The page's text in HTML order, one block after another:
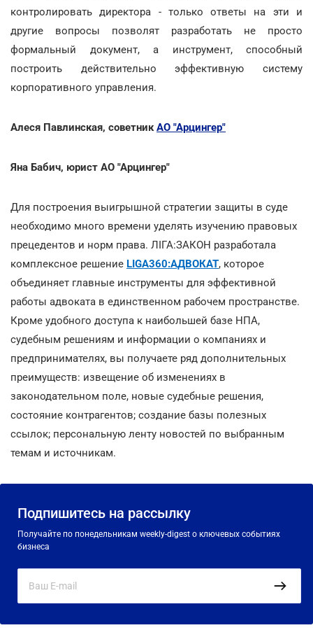
контролировать директора - только ответы на эти и
другие вопросы позволят разработать не просто
формальный документ, а инструмент, способный
построить действительно эффективную систему
корпоративного управления.
Алеся Павлинская, советникАО "Арцингер"
Яна Бабич, юрист АО "Арцингер"
Для построения выигрышной стратегии защиты в суде
необходимо много времени уделять изучению правовых
прецедентов и норм права. ЛІГА:ЗАКОН разработала
комплексное решение LIGA360:АДВОКАТ, которое
объединяет главные инструменты для эффективной
работы адвоката в единственном рабочем пространстве.
Кроме удобного доступа к наибольшей базе НПА,
судебным решениям и информации о компаниях и
предпринимателях, вы получаете ряд дополнительных
преимуществ: извещение об изменениях в
законодательном поле, новые судебные решения,
состояние контрагентов; создание базы полезных
ссылок; персональную ленту новостей по выбранным
темам и источникам.
Подпишитесь на рассылку
Получайте по понедельникам weekly-digest о ключевых событиях
бизнеса